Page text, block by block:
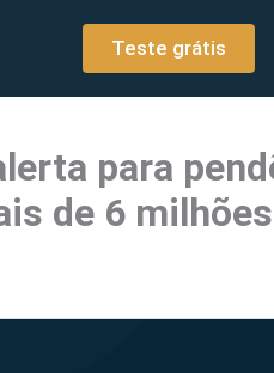
Teste grátis
para
de 6